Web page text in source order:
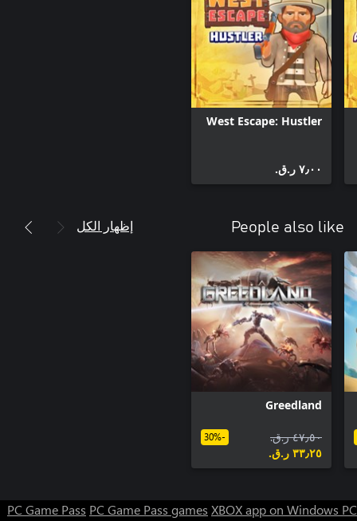
West Escape: Hustler
٧٫٠٠ ر.ق.‏
People also like إظهار الكل
Greedland
٤٧٫٥٠ ر.ق.‏
٣٣٫٢٥ ر.ق.‏
-30%
PC Game Pass PC Game Pass games XBOX app on Windows PC